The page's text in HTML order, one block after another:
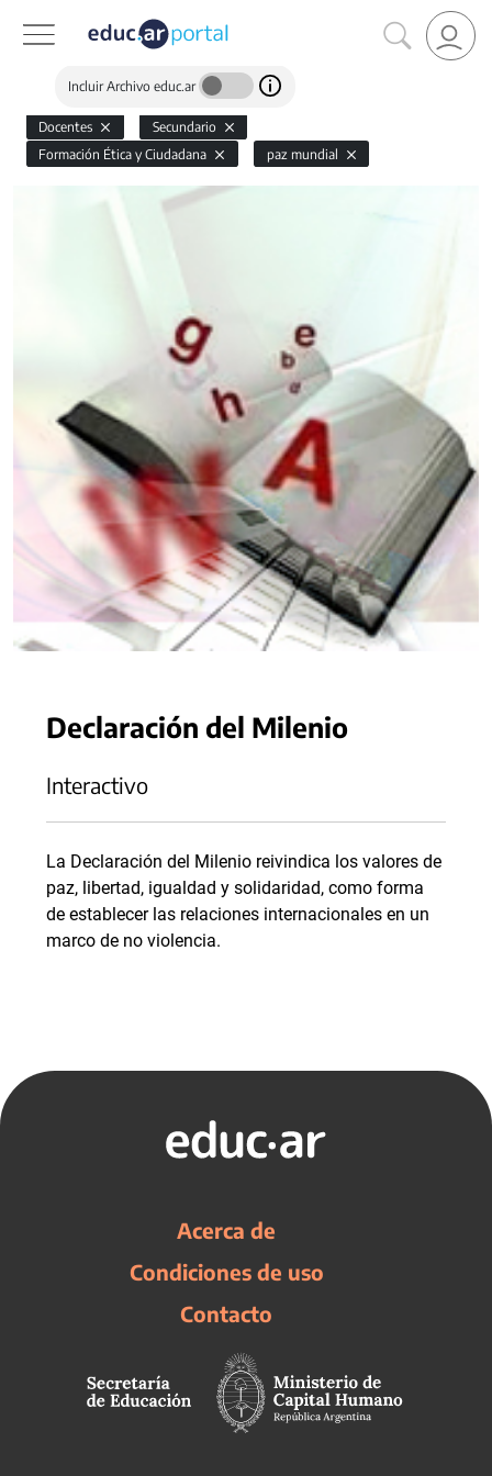
Incluir Archivo educ.ar
Docentes
Secundario
Formación Ética y Ciudadana
paz mundial
Declaración del Milenio
Interactivo
La Declaración del Milenio reivindica los valores de
paz, libertad, igualdad y solidaridad, como forma
de establecer las relaciones internacionales en un
marco de no violencia.
Acerca de
Condiciones de uso
Contacto